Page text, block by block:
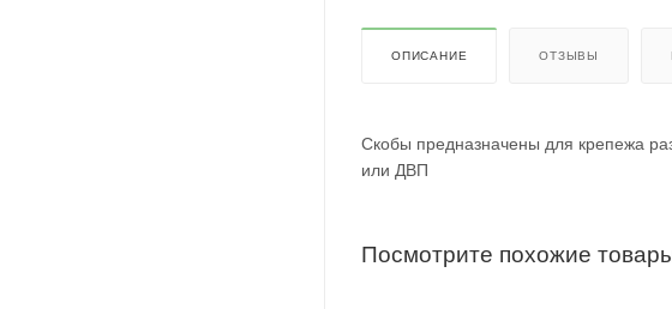
ОПИСАНИЕ ОТЗЫВЫ
Скобы предназначены для крепежа
или ДВП
Посмотрите похожие